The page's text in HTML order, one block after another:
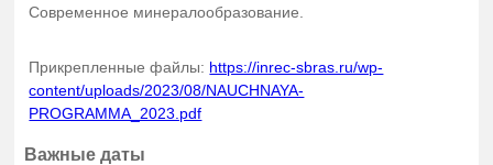
Современное минералообразование.
Прикрепленные файлы: https://inrec-sbras.ru/wp-
content/uploads/2023/08/NAUCHNAYA-
PROGRAMMA_2023.pdf
Важные даты